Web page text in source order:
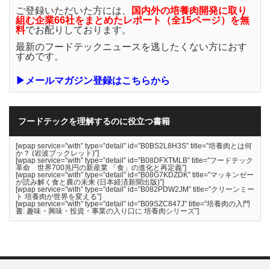
ご登録いただいた方には、
国内外の培養肉開発に取り
組む企業66社をまとめたレポート（全15ページ）を無
料でお配りしております。
最新のフードテックニュースを逃したくない方におす
すめです。
▶メールマガジン登録はこちらから
フードテックを理解するのに役立つ書籍
[wpap service=”with” type=”detail” id=”B0BS2L8H3S” title=”培養肉とは何
か？ (岩波ブックレット)”]
[wpap service=”with” type=”detail” id=”B08DFXTMLB” title=”フードテック
革命 世界700兆円の新産業 「食」の進化と再定義”]
[wpap service=”with” type=”detail” id=”B08G7KDZDK” title=”マッキンゼー
が読み解く食と農の未来 (日本経済新聞出版)”]
[wpap service=”with” type=”detail” id=”B082PDW2JM” title=”クリーンミー
ト 培養肉が世界を変える”]
[wpap service=”with” type=”detail” id=”B09SZC847J” title=”培養肉の入門
書: 趣味・興味・投資・事業の入り口に 培養肉シリーズ”]